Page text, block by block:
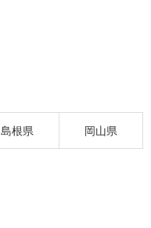
島根県 岡山県